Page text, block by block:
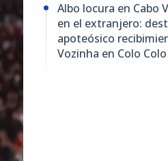
Albo locura en Cabo
en el extranjero:
apoteósico
Vozinha en Colo Colo